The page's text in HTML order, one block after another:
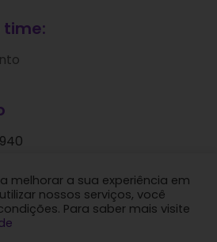
time:
melhorar a sua experiência em
nossos serviços, você
Para saber mais visite